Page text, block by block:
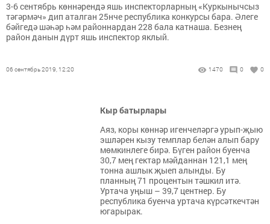
3-6 сентябрь көннәрендә яшь инспекторларның «Куркынычсыз
тәгәрмәч» дип аталган 25нче республика конкурсы бара. Әлеге
бәйгедә шәһәр һәм районнардан 228 бала катнаша. Безнең
район данын дүрт яшь инспектор яклый.
06 сентябрь 2019, 12:20 1470 0 0
Кыр батырлары
Аяз, коры көннәр игенчеләргә урып-җыю
эшләрен кызу темплар белән алып бару
мөмкинлеге бирә. Бүген район буенча
30,7 мең гектар мәйданнан 121,1 мең
тонна ашлык җыеп алынды. Бу
планның 71 процентын тәшкил итә.
Уртача уңыш – 39,7 центнер. Бу
республика буенча уртача күрсәткечтән
югарырак.